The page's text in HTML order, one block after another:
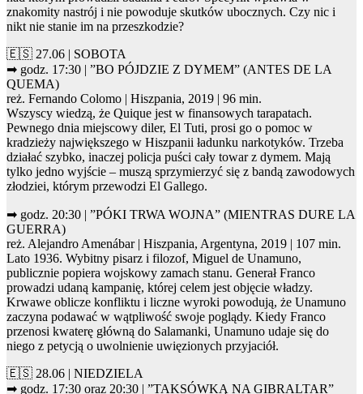
znakomity nastrój i nie powoduje skutków ubocznych. Czy nic i
nikt nie stanie im na przeszkodzie?
🇪🇸 27.06 | SOBOTA
➡ godz. 17:30 | ”BO PÓJDZIE Z DYMEM” (ANTES DE LA
QUEMA)
reż. Fernando Colomo | Hiszpania, 2019 | 96 min.
Wszyscy wiedzą, że Quique jest w finansowych tarapatach.
Pewnego dnia miejscowy diler, El Tuti, prosi go o pomoc w
kradzieży największego w Hiszpanii ładunku narkotyków. Trzeba
działać szybko, inaczej policja puści cały towar z dymem. Mają
tylko jedno wyjście – muszą sprzymierzyć się z bandą zawodowych
złodziei, którym przewodzi El Gallego.
➡ godz. 20:30 | ”PÓKI TRWA WOJNA” (MIENTRAS DURE LA
GUERRA)
reż. Alejandro Amenábar | Hiszpania, Argentyna, 2019 | 107 min.
Lato 1936. Wybitny pisarz i filozof, Miguel de Unamuno,
publicznie popiera wojskowy zamach stanu. Generał Franco
prowadzi udaną kampanię, której celem jest objęcie władzy.
Krwawe oblicze konfliktu i liczne wyroki powodują, że Unamuno
zaczyna podawać w wątpliwość swoje poglądy. Kiedy Franco
przenosi kwaterę główną do Salamanki, Unamuno udaje się do
niego z petycją o uwolnienie uwięzionych przyjaciół.
🇪🇸 28.06 | NIEDZIELA
➡ godz. 17:30 oraz 20:30 | ”TAKSÓWKĄ NA GIBRALTAR”